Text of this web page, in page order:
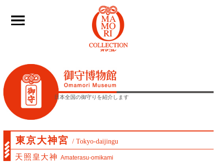
____
日本全国の御守りを紹介します
東京大神宮 / Tokyo-daijingu
天照皇大神 Amaterasu-omikami